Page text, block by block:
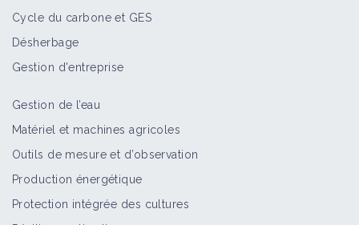
Cycle du carbone et GES
Désherbage
Gestion d'entreprise
Gestion de l’eau
Matériel et machines agricoles
Outils de mesure et d’observation
Production énergétique
Protection intégrée des cultures